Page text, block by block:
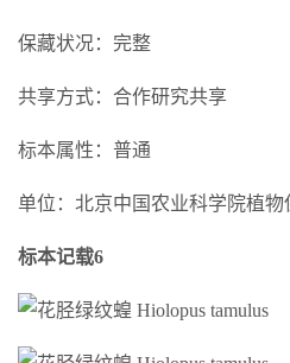
保藏状况：完整
共享方式：合作研究共享
标本属性：普通
单位：北京中国农业科学院植物
标本记载6